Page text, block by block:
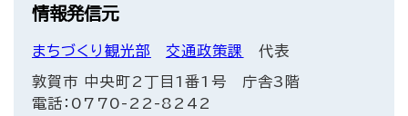
情報発信元
まちづくり観光部 交通政策課 代表
敦賀市 中央町2丁目1番1号 庁舎3階
電話：0770-22-8242